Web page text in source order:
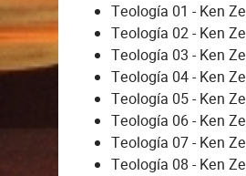
Teología 01 - Ken
Teología 02 - Ken
Teología 03 - Ken
Teología 04 - Ken
Teología 05 - Ken
Teología 06 - Ken
Teología 07 - Ken
Teología 08 - Ken